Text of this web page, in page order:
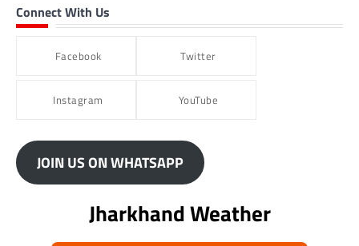
Connect With Us
Facebook Twitter
Instagram YouTube
JOIN US ON WHATSAPP
Jharkhand Weather